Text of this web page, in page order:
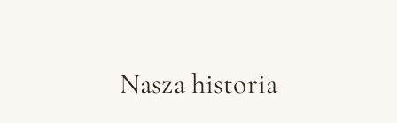
Nasza historia